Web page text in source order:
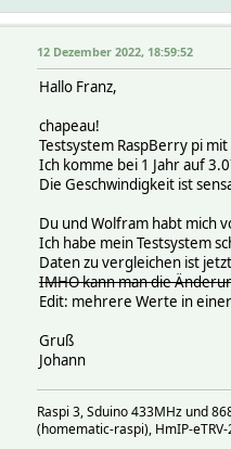
12 Dezember 2022, 18:59:52
Hallo Franz,
chapeau!
Testsystem RaspBerry pi
Ich komme bei 1 Jahr auf
Die Geschwindigkeit ist
Du und Wolfram habt mich
Ich habe mein Testsystem
Daten zu vergleichen ist
IMHO kann man die
Edit: mehrere Werte in
Gruß
Johann
Raspi 3, Sduino 433MHz und
(homematic-raspi), HmIP-